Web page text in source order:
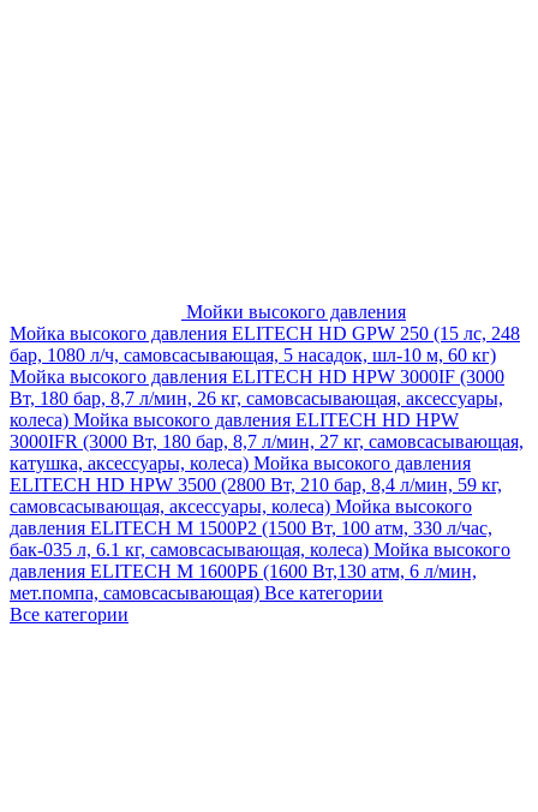
Мойки высокого давления
Мойка высокого давления ELITECH HD GPW 250 (15 лс, 248
бар, 1080 л/ч, самовсасывающая, 5 насадок, шл-10 м, 60 кг)
Мойка высокого давления ELITECH HD HPW 3000IF (3000
Вт, 180 бар, 8,7 л/мин, 26 кг, самовсасывающая, аксессуары,
колеса) Мойка высокого давления ELITECH HD HPW
3000IFR (3000 Вт, 180 бар, 8,7 л/мин, 27 кг, самовсасывающая,
катушка, аксессуары, колеса) Мойка высокого давления
ELITECH HD HPW 3500 (2800 Вт, 210 бар, 8,4 л/мин, 59 кг,
самовсасывающая, аксессуары, колеса) Мойка высокого
давления ELITECH M 1500P2 (1500 Вт, 100 атм, 330 л/час,
бак-035 л, 6.1 кг, самовсасывающая, колеса) Мойка высокого
давления ELITECH М 1600РБ (1600 Вт,130 атм, 6 л/мин,
мет.помпа, самовсасывающая) Все категории
Все категории